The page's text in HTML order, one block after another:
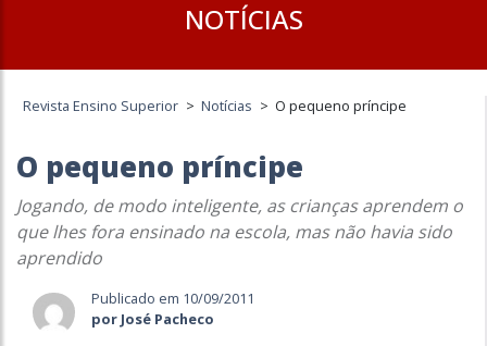
NOTÍCIAS
Revista Ensino Superior > Notícias > O pequeno príncipe
O pequeno príncipe
Jogando, de modo inteligente, as crianças aprendem o
que lhes fora ensinado na escola, mas não havia sido
aprendido
Publicado em 10/09/2011
por José Pacheco